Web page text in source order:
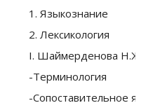
1. Языкознание
2. Лексикология
I. Шаймерденова Н.Ж.
-Терминология
-Сопоставительное